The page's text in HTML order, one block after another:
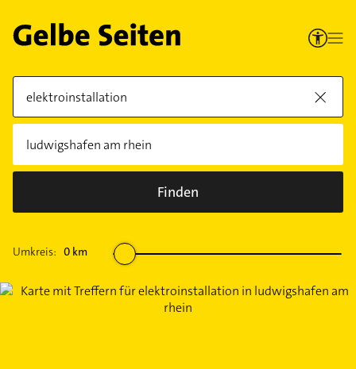
Finden
Umkreis: 0 km